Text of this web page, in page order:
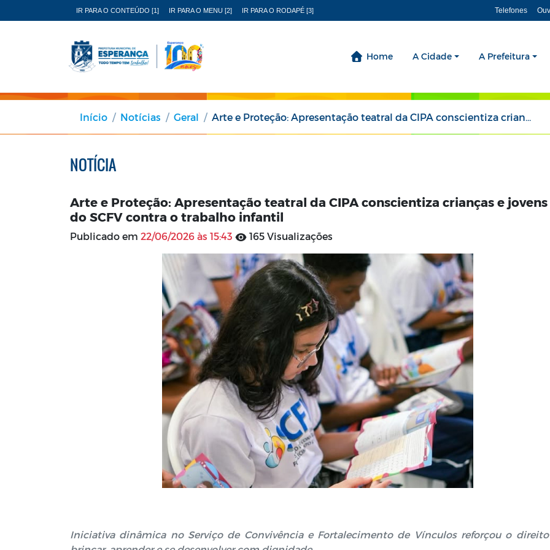
IR PARA O CONTEÚDO [1] IR PARA O MENU [2] IR PARA O RODAPÉ [3] Telefones
Home A Cidade A Prefeitura
Início Notícias Geral Arte e Proteção: Apresentação teatral da CIPA conscientiza crianças e jovens do SCFV contra o trabalho infantil
NOTÍCIA
Arte e Proteção: Apresentação teatral da CIPA conscientiza crianças e jovens
do SCFV contra o trabalho infantil
Publicado em 22/06/2026 às 15:43 165 Visualizações
Iniciativa dinâmica no Serviço de Convivência e Fortalecimento de Vínculos reforçou o